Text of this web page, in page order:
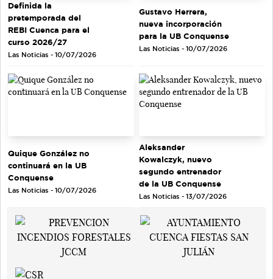
Definida la
pretemporada del
REBI Cuenca para el
curso 2026/27
Las Noticias - 10/07/2026
Gustavo Herrera,
nueva incorporación
para la UB Conquense
Las Noticias - 10/07/2026
Quique González no
continuará en la UB
Conquense
Las Noticias - 10/07/2026
Aleksander
Kowalczyk, nuevo
segundo entrenador
de la UB Conquense
Las Noticias - 13/07/2026